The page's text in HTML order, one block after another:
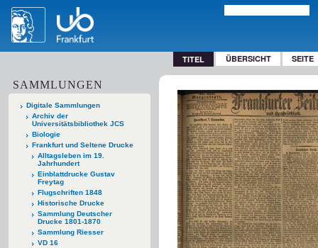
TITEL ÜBERSICHT SEITE
SAMMLUNGEN
Digitale Sammlungen
Archiv der
Universitätsbibliothek JCS
Biologie
Frankfurt und Seltene Drucke
Alltagsleben im 19.
Jahrhundert
Einblattdrucke Gustav
Freytag
Flugschriften 1848
Historische Drucke
Sammlung Deutscher
Drucke 1801-1870
Sammlung Riesser
VD 16